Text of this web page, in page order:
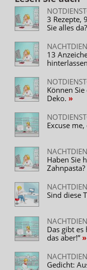
3 Rezepte,
Sie alles da?
13
Können
Deko.
Excuse
Haben Sie
Zahnpasta?
Sind diese
Das gibt es
das aber!”
Gedicht: